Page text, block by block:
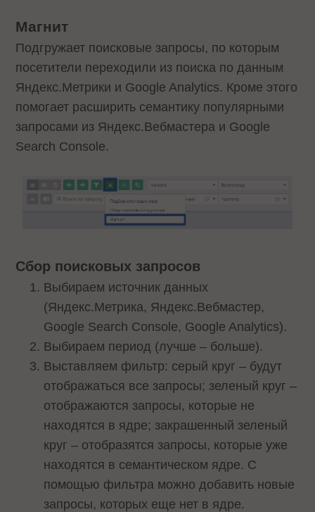
Магнит
Подгружает поисковые запросы, по которым
посетители переходили из поиска по данным
Яндекс.Метрики и Google Analytics. Кроме этого
помогает расширить семантику популярными
запросами из Яндекс.Вебмастера и Google
Search Console.
Сбор поисковых запросов
Выбираем источник данных
(Яндекс.Метрика, Яндекс.Вебмастер,
Google Search Console, Google Analytics).
Выбираем период (лучше – больше).
Выставляем фильтр: серый круг – будут
отображаться все запросы; зеленый круг –
отображаются запросы, которые не
находятся в ядре; закрашенный зеленый
круг – отобразятся запросы, которые уже
находятся в семантическом ядре. С
помощью фильтра можно добавить новые
запросы, которых еще нет в ядре.